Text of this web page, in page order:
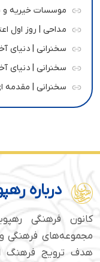
موسسات خیریه و
مداحی | روز اول
سخنرانی | دنیای
سخنرانی | دنیای
سخنرانی | مقدمه
درباره
کانون فرهنگی
هدف ترویج فرهنگ